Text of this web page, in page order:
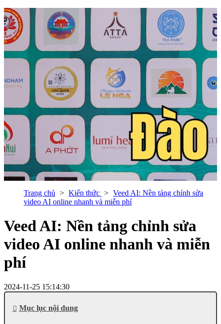
Trang chủ Kiến thức
Veed AI: Nền tảng chỉnh sửa
video AI online nhanh và miễn phí
Veed AI: Nền tảng chỉnh sửa
video AI online nhanh và miễn
phí
2024-11-25 15:14:30
Mục lục nội dung